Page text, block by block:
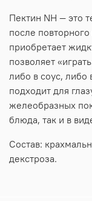
Пектин NH — это
после
приобретает
позволяет
либо в соус,
подходит для
желеобразных
блюда, так и в
Состав:
декстроза.